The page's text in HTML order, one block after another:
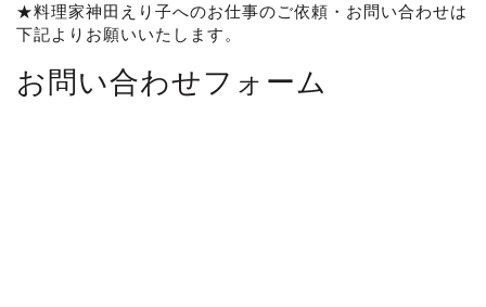
★料理家神田えり子へのお仕事のご依頼・お問い合わせは
下記よりお願いいたします。
お問い合わせフォーム